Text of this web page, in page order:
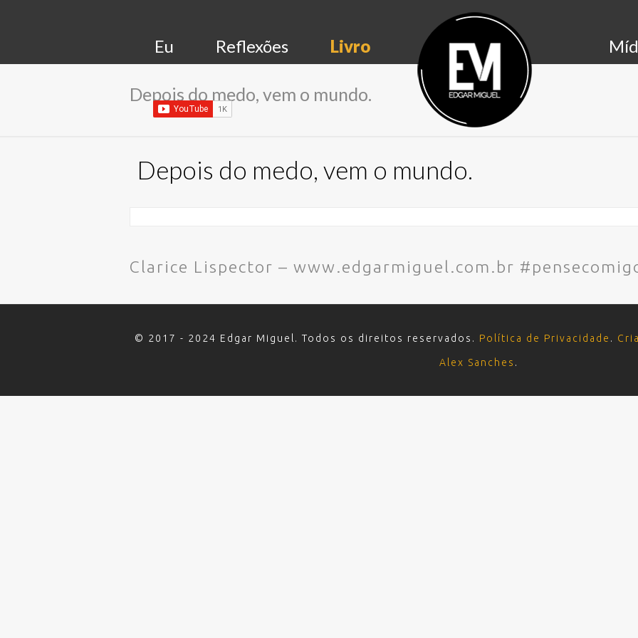
Eu Reflexões Livro
Depois do medo, vem o mundo.
Depois do medo, vem o mundo.
Clarice Lispector – www.edgarmiguel.com.br
© 2017 - 2024 Edgar Miguel. Todos os direitos reservados. Política de Privacidade .
Alex Sanches .